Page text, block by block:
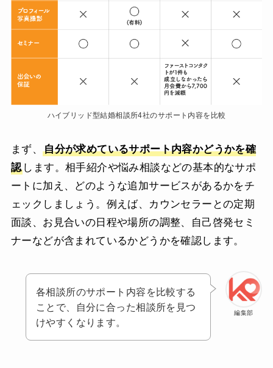
ハイブリッド型結婚相談所4社のサポート内容を比較
まず、自分が求めているサポート内容かどうかを確
認 します。相手紹介や悩み相談などの基本的なサポ
ートに加え、どのような追加サービスがあるかをチ
ェックしましょう。例えば、カウンセラーとの定期
面談、お見合いの日程や場所の調整、自己啓発セミ
ナーなどが含まれているかどうかを確認します。
編集部
各相談所のサポート内容を比較する
ことで、自分に合った相談所を見つ
けやすくなります。